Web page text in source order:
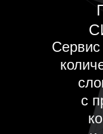
Сервис
с